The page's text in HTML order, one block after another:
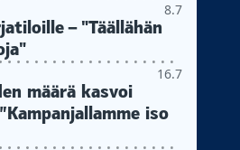
8.7
– "Täällähän
16.7
määrä kasvoi
iso